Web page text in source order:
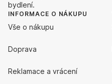
bydlení.
INFORMACE O NÁKUPU
Vše o nákupu
Doprava
Reklamace a vrácení